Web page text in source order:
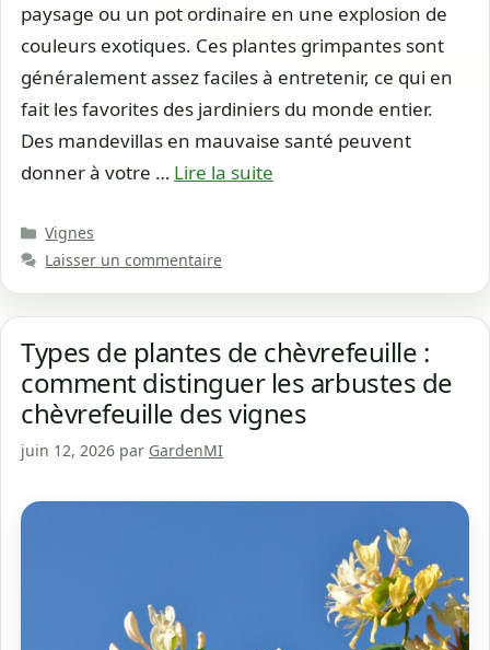
paysage ou un pot ordinaire en une explosion de
couleurs exotiques. Ces plantes grimpantes sont
généralement assez faciles à entretenir, ce qui en
fait les favorites des jardiniers du monde entier.
Des mandevillas en mauvaise santé peuvent
donner à votre … Lire la suite
Catégories
Vignes
Laisser un commentaire
Types de plantes de chèvrefeuille :
comment distinguer les arbustes de
chèvrefeuille des vignes
juin 12, 2026 par GardenMI